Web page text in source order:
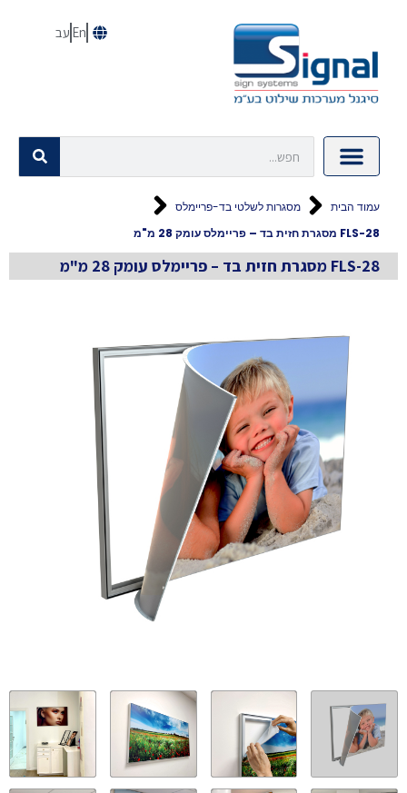
En עב
עמוד הבית
מסגרות לשלטי בד-פריימלס
FLS-28 מסגרת חזית בד – פריימלס עומק 28 מ"מ
FLS-28 מסגרת חזית בד – פריימלס עומק 28 מ"מ